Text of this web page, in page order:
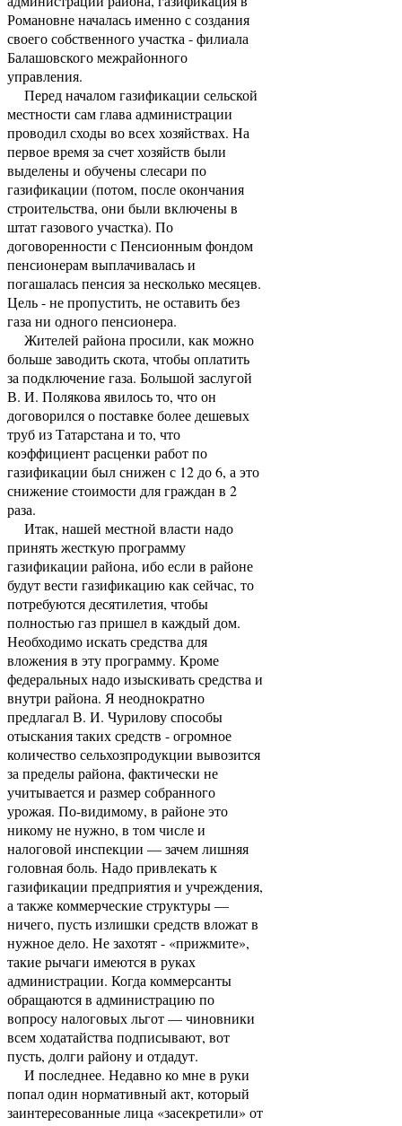
Романовне началась именно с создания
своего собственного участка - филиала
Балашовского межрайонного
управления.
Перед началом газификации сельской
местности сам глава администрации
проводил сходы во всех хозяйствах. На
первое время за счет хозяйств были
выделены и обучены слесари по
газификации (потом, после окончания
строительства, они были включены в
штат газового участка). По
договоренности с Пенсионным фондом
пенсионерам выплачивалась и
погашалась пенсия за несколько месяцев.
Цель - не пропустить, не оставить без
газа ни одного пенсионера.
Жителей района просили, как можно
больше заводить скота, чтобы оплатить
за подключение газа. Большой заслугой
В. И. Полякова явилось то, что он
договорился о поставке более дешевых
труб из Татарстана и то, что
коэффициент расценки работ по
газификации был снижен с 12 до 6, а это
снижение стоимости для граждан в 2
раза.
Итак, нашей местной власти надо
принять жесткую программу
газификации района, ибо если в районе
будут вести газификацию как сейчас, то
потребуются десятилетия, чтобы
полностью газ пришел в каждый дом.
Необходимо искать средства для
вложения в эту программу. Кроме
федеральных надо изыскивать средства и
внутри района. Я неоднократно
предлагал В. И. Чурилову способы
отыскания таких средств - огромное
количество сельхозпродукции вывозится
за пределы района, фактически не
учитывается и размер собранного
урожая. По-видимому, в районе это
никому не нужно, в том числе и
налоговой инспекции — зачем лишняя
головная боль. Надо привлекать к
газификации предприятия и учреждения,
а также коммерческие структуры —
ничего, пусть излишки средств вложат в
нужное дело. Не захотят - «прижмите»,
такие рычаги имеются в руках
администрации. Когда коммерсанты
обращаются в администрацию по
вопросу налоговых льгот — чиновники
всем ходатайства подписывают, вот
пусть, долги району и отдадут.
И последнее. Недавно ко мне в руки
попал один нормативный акт, который
заинтересованные лица «засекретили» от